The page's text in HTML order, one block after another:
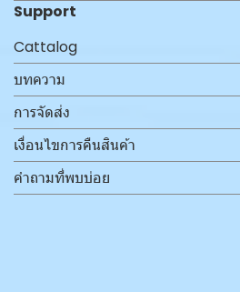
Support
Cattalog
บทความ
การจัดส่ง
เงื่อนไขการคืนสินค้า
คำถามที่พบบ่อย